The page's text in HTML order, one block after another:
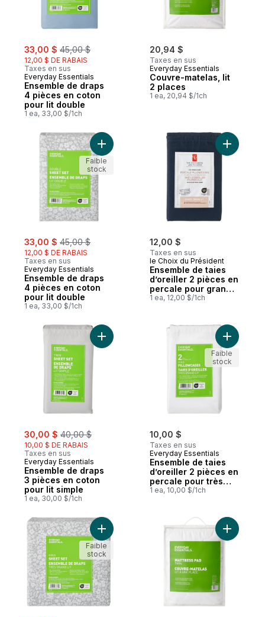
sale:
33,00 $ , formerly:
45,00 $
12,00 $ DE RABAIS
Taxes en sus
Everyday Essentials
Ensemble de draps
4 pièces en coton
pour lit double
1 ea, 33,00 $/1ch
20,94 $
Taxes en sus
Everyday Essentials
Couvre-matelas, lit
2 places
1 ea, 20,94 $/1ch
sale:
33,00 $ , formerly:
45,00 $
12,00 $ DE RABAIS
Taxes en sus
Everyday Essentials
Ensemble de draps
4 pièces en coton
pour lit double
1 ea, 33,00 $/1ch
Ajouter Ensemble de draps 4 pièces en
Faible
stock
12,00 $
Taxes en sus
le Choix du Président
Ensemble de taies
d’oreiller 2 pièces en
percale pour grand
lit
1 ea, 12,00 $/1ch
Ajouter
sale:
30,00 $ , formerly:
40,00 $
10,00 $ DE RABAIS
Taxes en sus
Everyday Essentials
Ensemble de draps
3 pièces en coton
pour lit simple
1 ea, 30,00 $/1ch
Ajouter Ensemble de draps 3 pièces en
10,00 $
Taxes en sus
Everyday Essentials
Ensemble de taies
d’oreiller 2 pièces en
percale pour très
grand lit
1 ea, 10,00 $/1ch
Ajouter
Faible
stock
Ajouter Ensemble de draps 4 pièces en
Faible
stock
Ajouter